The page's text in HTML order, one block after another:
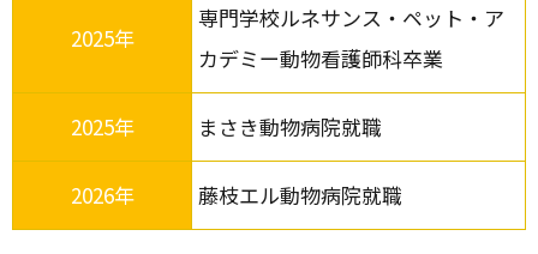
2025年
専門学校ルネサンス・ペット・ア
カデミー動物看護師科卒業
2025年 まさき動物病院就職
2026年 藤枝エル動物病院就職